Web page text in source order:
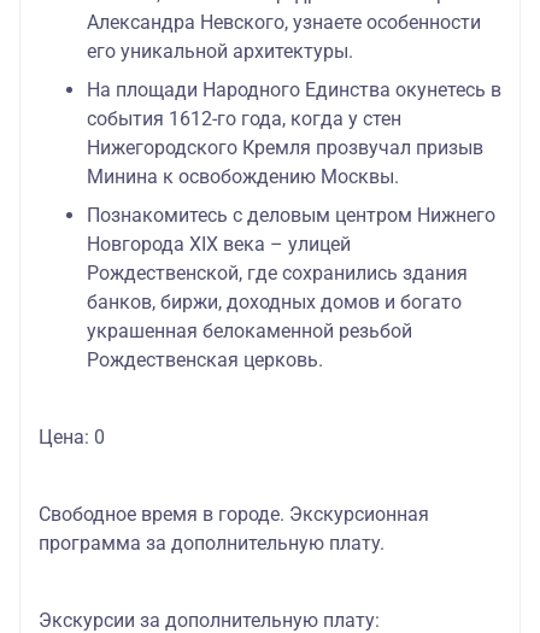
Александра Невского, узнаете особенности
его уникальной архитектуры.
На площади Народного Единства окунетесь в
события 1612-го года, когда у стен
Нижегородского Кремля прозвучал призыв
Минина к освобождению Москвы.
Познакомитесь с деловым центром Нижнего
Новгорода XIX века – улицей
Рождественской, где сохранились здания
банков, биржи, доходных домов и богато
украшенная белокаменной резьбой
Рождественская церковь.
Цена: 0
Свободное время в городе. Экскурсионная
программа за дополнительную плату.
Экскурсии за дополнительную плату: